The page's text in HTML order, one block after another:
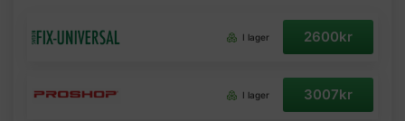
I lager 2600kr
I lager 3007kr